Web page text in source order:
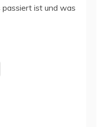
passiert ist und was